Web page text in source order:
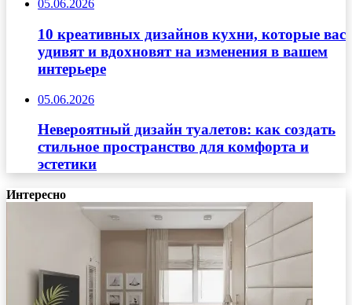
05.06.2026
10 креативных дизайнов кухни, которые вас
удивят и вдохновят на изменения в вашем
интерьере
05.06.2026
Невероятный дизайн туалетов: как создать
стильное пространство для комфорта и
эстетики
Интересно